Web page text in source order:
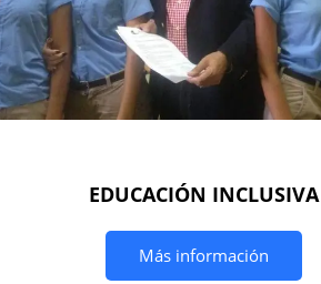
EDUCACIÓN INCLUSIVA
Más información